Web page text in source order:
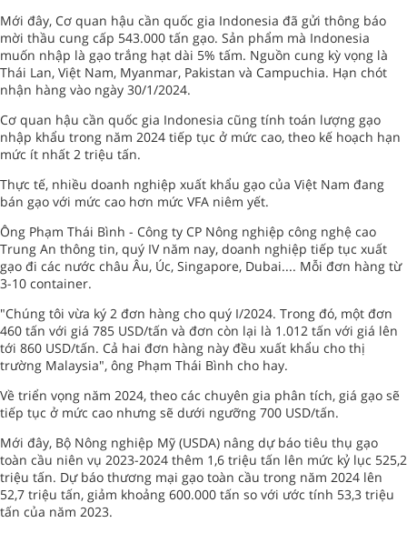
Mới đây, Cơ quan hậu cần quốc gia Indonesia đã gửi thông báo
mời thầu cung cấp 543.000 tấn gạo. Sản phẩm mà Indonesia
muốn nhập là gạo trắng hạt dài 5% tấm. Nguồn cung kỳ vọng là
Thái Lan, Việt Nam, Myanmar, Pakistan và Campuchia. Hạn chót
nhận hàng vào ngày 30/1/2024.
Cơ quan hậu cần quốc gia Indonesia cũng tính toán lượng gạo
nhập khẩu trong năm 2024 tiếp tục ở mức cao, theo kế hoạch hạn
mức ít nhất 2 triệu tấn.
Thực tế, nhiều doanh nghiệp xuất khẩu gạo của Việt Nam đang
bán gạo với mức cao hơn mức VFA niêm yết.
Ông Phạm Thái Bình - Công ty CP Nông nghiệp công nghệ cao
Trung An thông tin, quý IV năm nay, doanh nghiệp tiếp tục xuất
gạo đi các nước châu Âu, Úc, Singapore, Dubai.... Mỗi đơn hàng từ
3-10 container.
"Chúng tôi vừa ký 2 đơn hàng cho quý I/2024. Trong đó, một đơn
460 tấn với giá 785 USD/tấn và đơn còn lại là 1.012 tấn với giá lên
tới 860 USD/tấn. Cả hai đơn hàng này đều xuất khẩu cho thị
trường Malaysia", ông Phạm Thái Bình cho hay.
Về triển vọng năm 2024, theo các chuyên gia phân tích, giá gạo sẽ
tiếp tục ở mức cao nhưng sẽ dưới ngưỡng 700 USD/tấn.
Mới đây, Bộ Nông nghiệp Mỹ (USDA) nâng dự báo tiêu thụ gạo
toàn cầu niên vụ 2023-2024 thêm 1,6 triệu tấn lên mức kỷ lục 525,2
triệu tấn. Dự báo thương mại gạo toàn cầu trong năm 2024 lên
52,7 triệu tấn, giảm khoảng 600.000 tấn so với ước tính 53,3 triệu
tấn của năm 2023.